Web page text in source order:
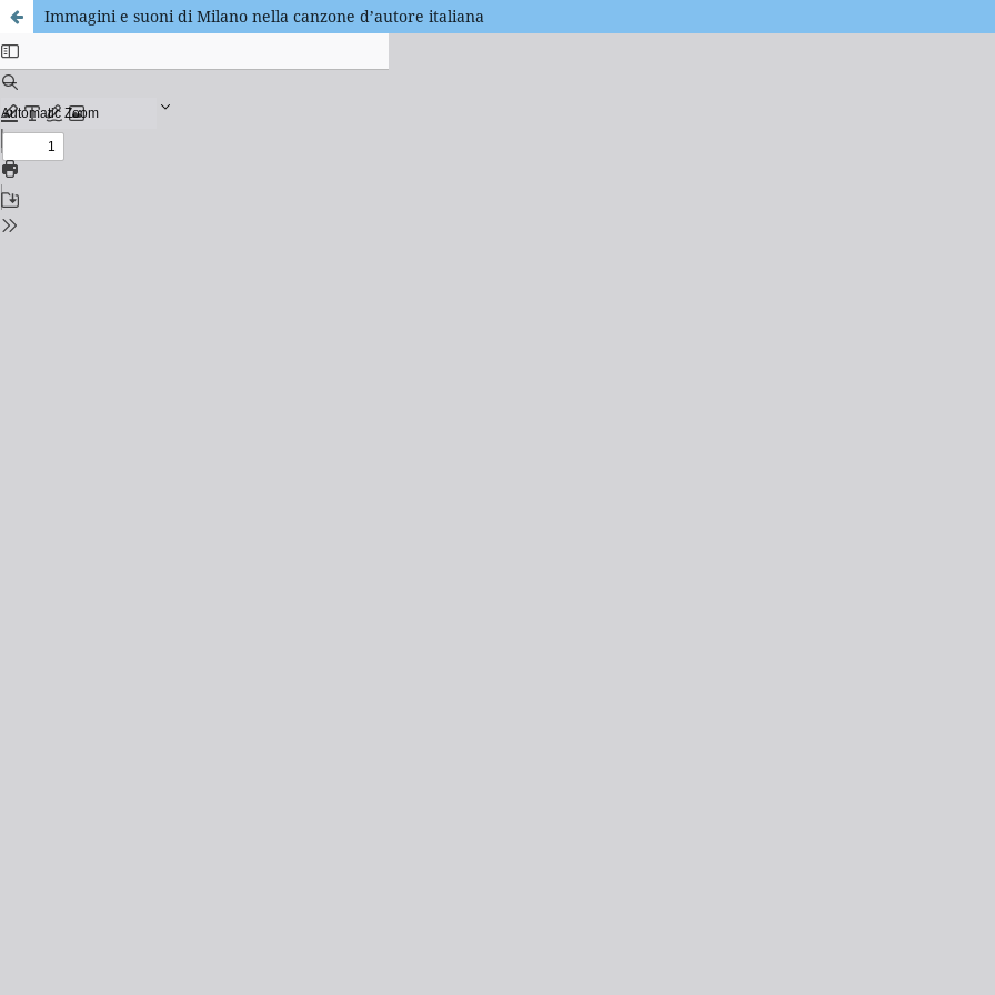
Immagini e suoni di Milano nella canzone d’autore italiana